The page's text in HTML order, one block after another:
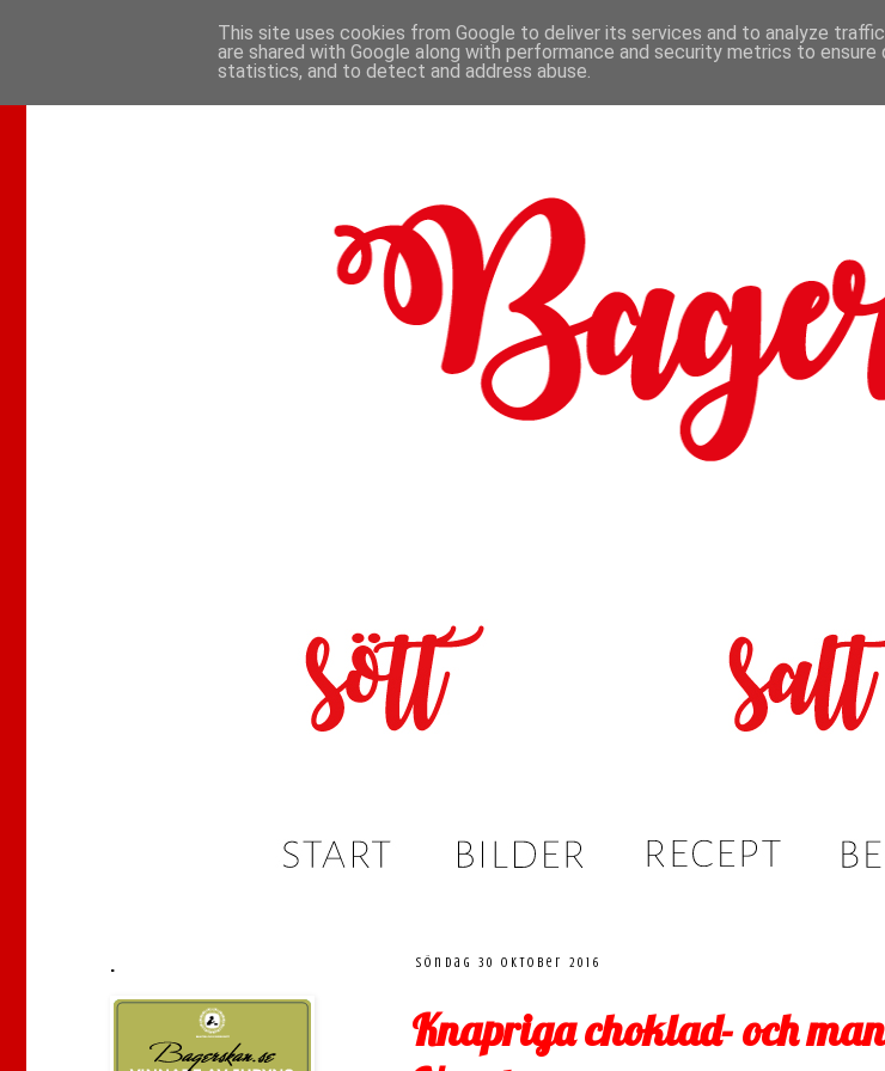
söndag 30 oktober 2016
Knapriga choklad- och
.
This site uses cookies from Google to deliver its services and to analyze
are shared with Google along with performance and security metrics to
statistics, and to detect and address abuse.